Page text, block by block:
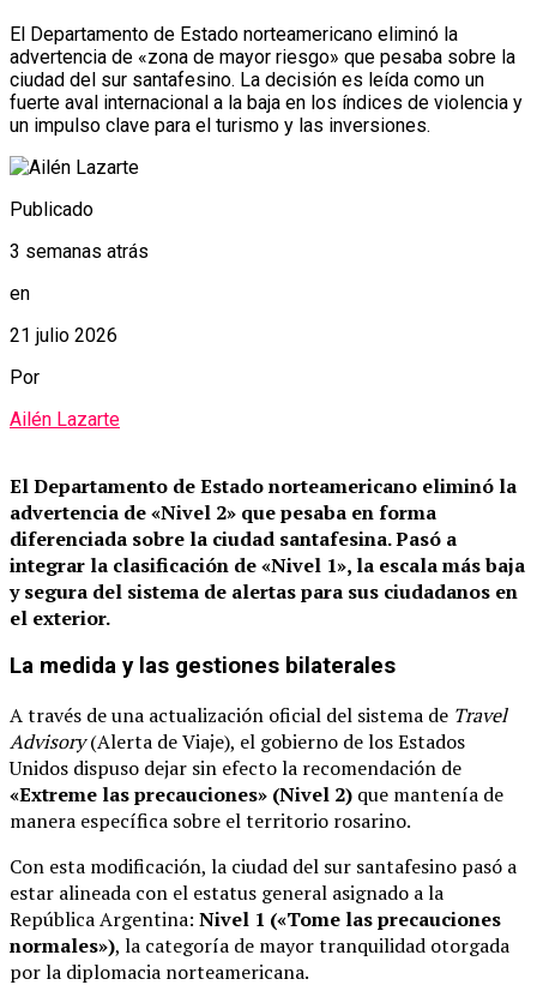
El Departamento de Estado norteamericano eliminó la
advertencia de «zona de mayor riesgo» que pesaba sobre la
ciudad del sur santafesino. La decisión es leída como un
fuerte aval internacional a la baja en los índices de violencia y
un impulso clave para el turismo y las inversiones.
Publicado
3 semanas atrás
en
21 julio 2026
Por
Ailén Lazarte
El Departamento de Estado norteamericano eliminó la
advertencia de «Nivel 2» que pesaba en forma
diferenciada sobre la ciudad santafesina.Pasó a
integrar la clasificación de «Nivel 1», la escala más baja
y segura del sistema de alertas para sus ciudadanos en
el exterior.
La medida y las gestiones bilaterales
A través de una actualización oficial del sistema de Travel
Advisory(Alerta de Viaje), el gobierno de los Estados
Unidos dispuso dejar sin efecto la recomendación de
«Extreme las precauciones» (Nivel 2) que mantenía de
manera específica sobre el territorio rosarino.
Con esta modificación, la ciudad del sur santafesino pasó a
estar alineada con el estatus general asignado a la
República Argentina: Nivel 1 («Tome las precauciones
normales»), la categoría de mayor tranquilidad otorgada
por la diplomacia norteamericana.